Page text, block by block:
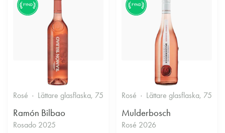
FYND
Rosé Lättare glasflaska, 750ml 12.5% Fruktigt & Smakrikt
Ramón Bilbao
Rosado 2025
FYND
Rosé Lättare glasflaska, 750ml
Mulderbosch
Rosé 2026